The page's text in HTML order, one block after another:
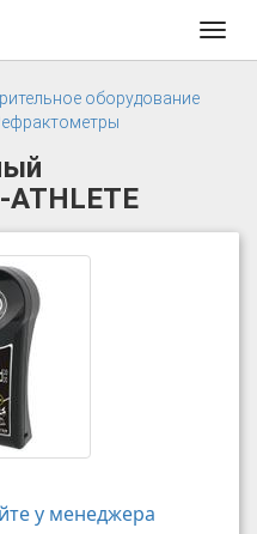
оборудование
у менеджера